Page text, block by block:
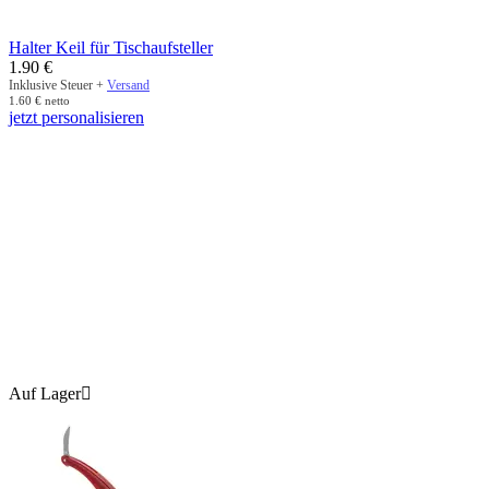
Halter Keil für Tischaufsteller
1.90 €
Inklusive Steuer + Versand
1.60 € netto
jetzt personalisieren
Auf Lager